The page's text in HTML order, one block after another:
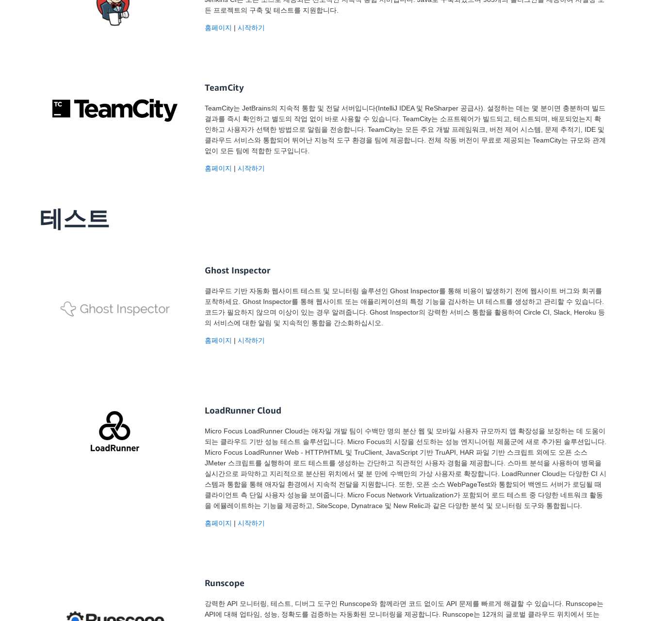
든 프로젝트의 구축 및 테스트를 지원합니다.
홈페이지 | 시작하기
TeamCity
TeamCity는 JetBrains의 지속적 통합 및 전달 서버입니다(IntelliJ IDEA 및 ReSharper 공급사). 설정하는 데는 몇 분이면 충분하며 빌드
결과를 즉시 확인하고 별도의 작업 없이 바로 사용할 수 있습니다. TeamCity는 소프트웨어가 빌드되고, 테스트되며, 배포되었는지 확
인하고 사용자가 선택한 방법으로 알림을 전송합니다. TeamCity는 모든 주요 개발 프레임워크, 버전 제어 시스템, 문제 추적기, IDE 및
클라우드 서비스와 통합되어 뛰어난 지능적 도구 환경을 팀에 제공합니다. 전체 작동 버전이 무료로 제공되는 TeamCity는 규모와 관계
없이 모든 팀에 적합한 도구입니다.
홈페이지 | 시작하기
테스트
Ghost Inspector
클라우드 기반 자동화 웹사이트 테스트 및 모니터링 솔루션인 Ghost Inspector를 통해 비용이 발생하기 전에 웹사이트 버그와 회귀를
포착하세요. Ghost Inspector를 통해 웹사이트 또는 애플리케이션의 특정 기능을 검사하는 UI 테스트를 생성하고 관리할 수 있습니다.
코드가 필요하지 않으며 이상이 있는 경우 알려줍니다. Ghost Inspector의 강력한 서비스 통합을 활용하여 Circle CI, Slack, Heroku 등
의 서비스에 대한 알림 및 지속적인 통합을 간소화하십시오.
홈페이지 | 시작하기
LoadRunner Cloud
Micro Focus LoadRunner Cloud는 애자일 개발 팀이 수백만 명의 분산 웹 및 모바일 사용자 규모까지 앱 확장성을 보장하는 데 도움이
되는 클라우드 기반 성능 테스트 솔루션입니다. Micro Focus의 시장을 선도하는 성능 엔지니어링 제품군에 새로 추가된 솔루션입니다.
Micro Focus LoadRunner Web - HTTP/HTML 및 TruClient, JavaScript 기반 TruAPI, HAR 파일 기반 스크립트 외에도 오픈 소스
JMeter 스크립트를 실행하여 로드 테스트를 생성하는 간단하고 직관적인 사용자 경험을 제공합니다. 스마트 분석을 사용하여 병목을
실시간으로 파악하고 지리적으로 분산된 위치에서 몇 분 만에 수백만의 가상 사용자로 확장합니다. LoadRunner Cloud는 다양한 CI 시
스템과 통합을 통해 애자일 환경에서 지속적 전달을 지원합니다. 또한, 오픈 소스 WebPageTest와 통합되어 백엔드 서버가 로딩될 때
클라이언트 측 단일 사용자 성능을 보여줍니다. Micro Focus Network Virtualization가 포함되어 로드 테스트 중 다양한 네트워크 활동
을 에뮬레이트하는 기능을 제공하고, SiteScope, Dynatrace 및 New Relic과 같은 다양한 분석 및 모니터링 도구와 통합됩니다.
홈페이지 | 시작하기
Runscope
강력한 API 모니터링, 테스트, 디버그 도구인 Runscope와 함께라면 코드 없이도 API 문제를 빠르게 해결할 수 있습니다. Runscope는
API에 대해 업타임, 성능, 정확도를 검증하는 자동화된 모니터링을 제공합니다. Runscope는 12개의 글로벌 클라우드 위치에서 또는